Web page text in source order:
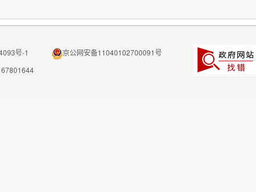
号-1
京公网安备11040102700091号